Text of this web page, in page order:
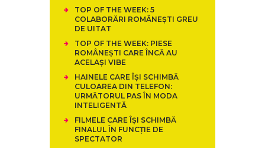
TOP OF THE WEEK: 5
COLABORĂRI ROMÂNEȘTI GREU
DE UITAT
TOP OF THE WEEK: PIESE
ROMÂNEȘTI CARE ÎNCĂ AU
ACELAȘI VIBE
HAINELE CARE ÎȘI SCHIMBĂ
CULOAREA DIN TELEFON:
URMĂTORUL PAS ÎN MODA
INTELIGENTĂ
FILMELE CARE ÎȘI SCHIMBĂ
FINALUL ÎN FUNCȚIE DE
SPECTATOR